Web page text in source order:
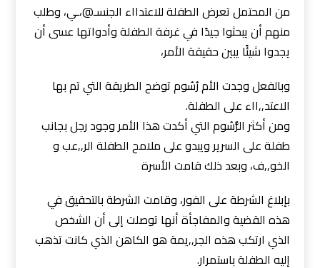
من المحتمل تعرض الطفلة للاعتدااء الجنسـ@،ـي، وطلب
منهم أن يبحثوا جيدًا في غرفة الطفلة وأدواتها عسى أن
يجدوا شيئًا يبين حقيقة الأمر،
وبالفعل وجدت الأم رُسُوم توضح الطريقة التي تم بها
الاعتد,,ااء على الطفلة.
ومن أكثر الرُّسُوم التي أكدت هذا الأمر وجود رجل بجانب
طفلة على السرير ويبدو على ملامح الطفلة الر,,عب و
الخو,,ف، وبعد ذلك قامت الأسرة
بإبلاغ الشرطة على الفور، وقامت الشرطة بالتحقيق في
هذه القضية والمفاجأة أنها توصلت إلى أن الشخص
الذي ارتكب هذه الجر,,يمة هو الكاهن الذي كانت تذهب
إليه الطفلة باستمرار.